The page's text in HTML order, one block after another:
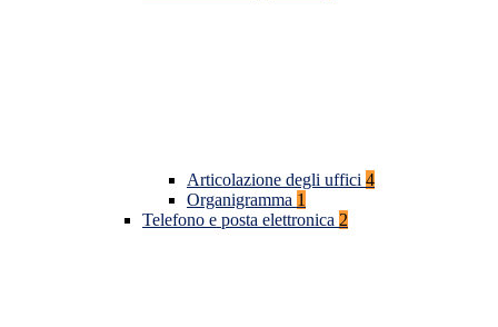
Articolazione degli uffici 4
Organigramma 1
Telefono e posta elettronica 2